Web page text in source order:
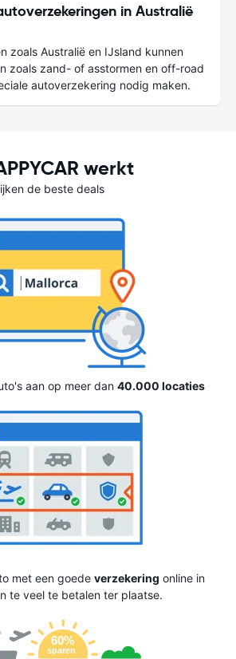
in Australië
zoals Australië en IJsland kunnen
zoals zand- of asstormen en off-road
autoverzekering nodig maken.
werkt
de beste deals
aan op meer dan 40.000 locaties
met een goede verzekering online in
te veel te betalen ter plaatse.